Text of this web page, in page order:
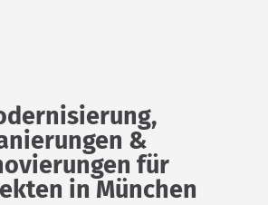
&
für
in München